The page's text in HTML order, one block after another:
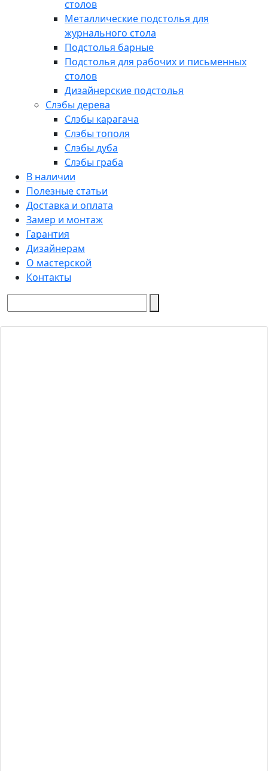
столов
Металлические подстолья для
журнального стола
Подстолья барные
Подстолья для рабочих и письменных
столов
Дизайнерские подстолья
Слэбы дерева
Слэбы карагача
Слэбы тополя
Слэбы дуба
Слэбы граба
В наличии
Полезные статьи
Доставка и оплата
Замер и монтаж
Гарантия
Дизайнерам
О мастерской
Контакты